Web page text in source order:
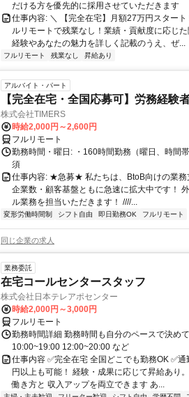
だける方を優先的に採用させていただきます
仕事内容: ＼ 【完全在宅】月額27万円スター
ルリモートで残業なし！業績・貢献度に応じ
経験やあなたの魅力を詳しく記載のうえ、ぜ...
フルリモート 残業なし 昇給あり
アルバイト・パート
【完全在宅・全国応募可】労務経験
株式会社TIMERS
時給2,000円～2,600円
フルリモート
勤務時間・曜日: ・160時間勤務（曜日、時間
須
仕事内容: ★急募★ 私たちは、BtoB向けの業務
企業数・顧客基盤ともに急速に拡大中です！
ル業務を担当いただきます！ ////...
変形労働時間制 シフト自由 即日勤務OK フルリモート
同じ企業の求人
業務委託
在宅コールセンタースタッフ
株式会社日本テレアポセンター
時給2,000円～3,000円
フルリモート
勤務時間詳細 勤務時間も自分のペースで決め
10:00~19:00 12:00~20:00 など
仕事内容 ✅完全在宅 全国どこでも勤務OK ✅
円以上も可能！ 経験・成果に応じて昇給あり
働き方と 収入アップを両立できます あ...